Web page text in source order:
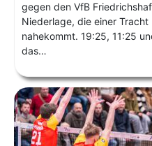
gegen den VfB
Niederlage, die einer Tracht
nahekommt. 19:25, 11:25
das…